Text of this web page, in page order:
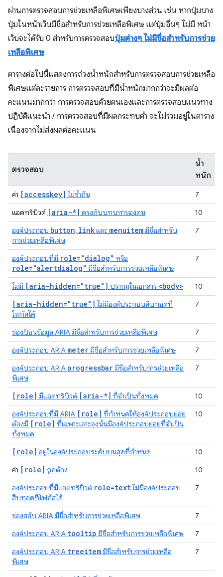
ผ่านการตรวจสอบการช่วยเหลือพิเศษเพียงบางส่วน เช่น หากปุ่มบาง
ปุ่มในหน้าเว็บมีชื่อสำหรับการช่วยเหลือพิเศษ แต่ปุ่มอื่นๆ ไม่มี หน้า
เว็บจะได้รับ 0 สำหรับการตรวจสอบปุ่มต่างๆ ไม่มีชื่อสำหรับการช่วย
เหลือพิเศษ
ตารางต่อไปนี้แสดงการถ่วงน้ำหนักสำหรับการตรวจสอบการช่วยเหลือ
พิเศษแต่ละรายการ การตรวจสอบที่มีน้ำหนักมากกว่าจะมีผลต่อ
คะแนนมากกว่า การตรวจสอบด้วยตนเองและการตรวจสอบแนวทาง
ปฏิบัติแนะนำ / การตรวจสอบที่มีผลกระทบต่ำ จะไม่รวมอยู่ในตาราง
เนื่องจากไม่ส่งผลต่อคะแนน
ตรวจสอบ
น้ำ
หนัก
ค่า [accesskey] ไม่ซ้ำกัน
7
แอตทริบิวต์ [aria-*] ตรงกับบทบาทของตน
10
องค์ประกอบ button, linkและ menuitemมีชื่อสำหรับ
การช่วยเหลือพิเศษ
7
องค์ประกอบที่มี role="dialog" หรือ
role="alertdialog" มีชื่อสำหรับการช่วยเหลือพิเศษ
7
ไม่มี [aria-hidden="true"] ปรากฏในเอกสาร <body> 10
[aria-hidden="true"] ไม่มีองค์ประกอบสืบทอดที่
โฟกัสได้
7
ช่องป้อนข้อมูล ARIA มีชื่อสำหรับการช่วยเหลือพิเศษ
7
องค์ประกอบ ARIA meterมีชื่อสำหรับการช่วยเหลือพิเศษ
7
องค์ประกอบ ARIA progressbarมีชื่อสำหรับการช่วยเหลือ
พิเศษ
7
[role] มีแอตทริบิวต์ [aria-*] ที่จำเป็นทั้งหมด
10
องค์ประกอบที่มี ARIA [role] ที่กำหนดให้องค์ประกอบย่อย
ต้องมี [role] ที่เฉพาะเจาะจงนั้นมีองค์ประกอบย่อยที่จำเป็น
ทั้งหมด
10
[role] อยู่ในองค์ประกอบระดับบนสุดที่กำหนด
10
ค่า [role] ถูกต้อง
10
องค์ประกอบที่มีแอตทริบิวต์ role=textไม่มีองค์ประกอบ
สืบทอดที่โฟกัสได้
7
ช่องสลับ ARIA มีชื่อสำหรับการช่วยเหลือพิเศษ
7
องค์ประกอบ ARIA tooltip มีชื่อสำหรับการช่วยเหลือพิเศษ
7
องค์ประกอบ ARIA treeitemมีชื่อสำหรับการช่วยเหลือ
พิเศษ
7